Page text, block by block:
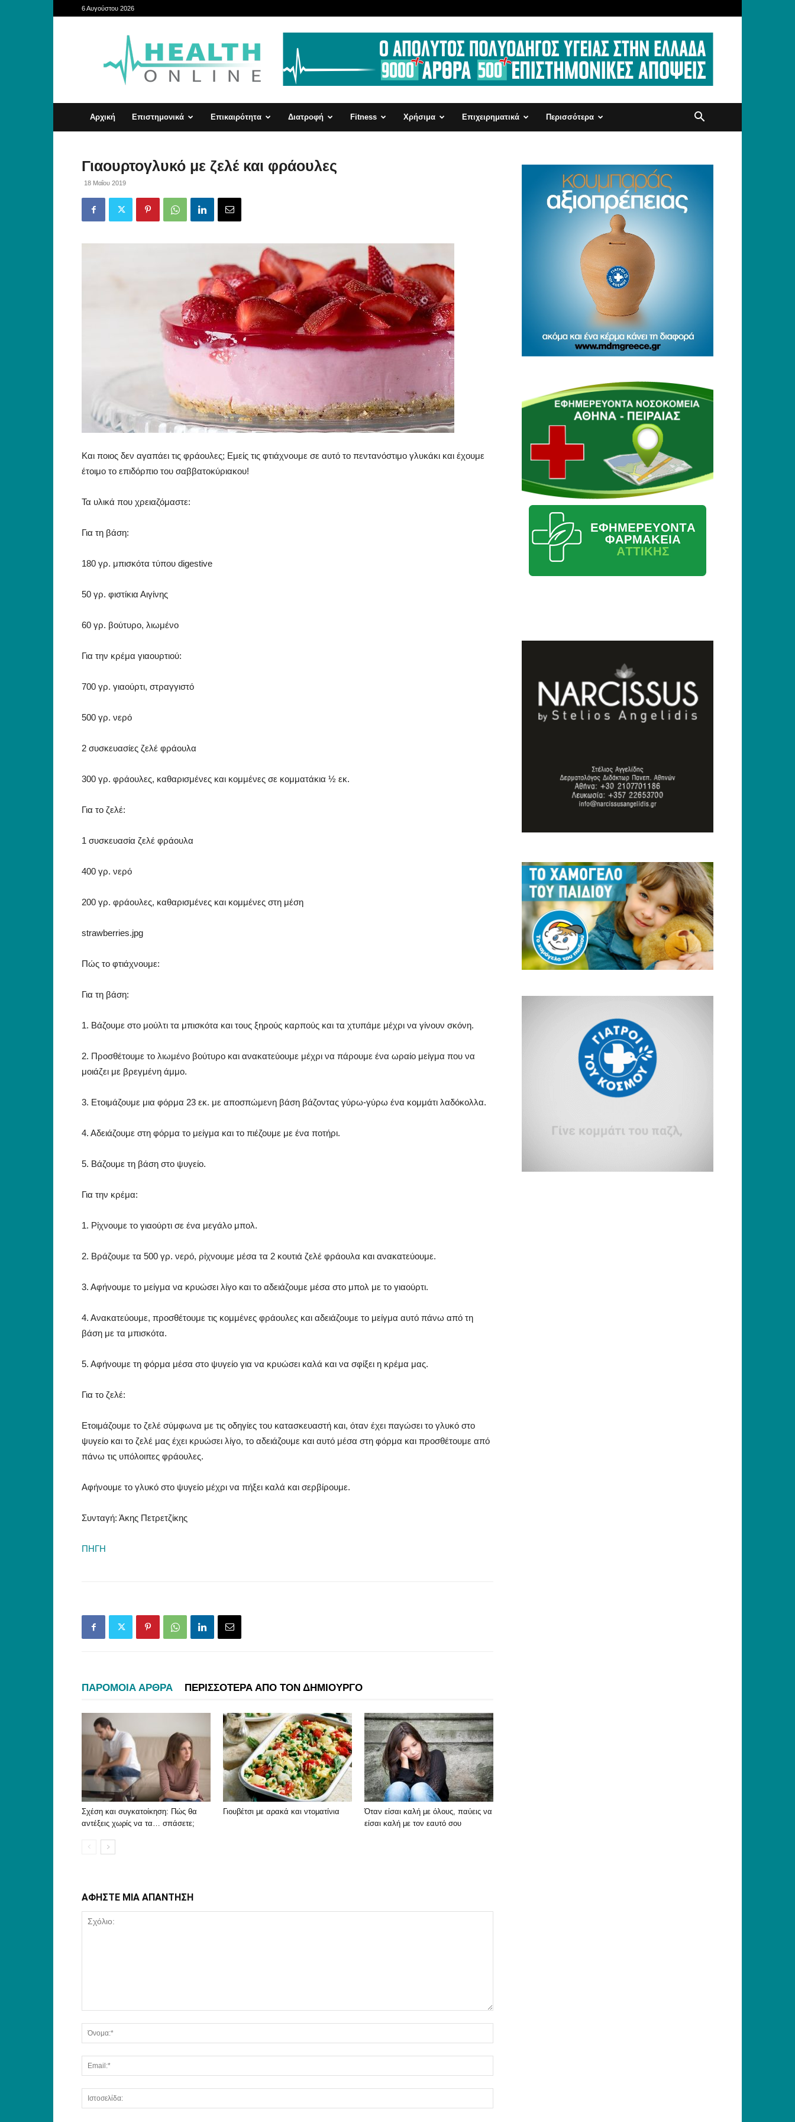
6 Αυγούστου 2026
HealthOnline
Αρχική Επιστημονικά Επικαιρότητα Διατροφή Fitness Χρήσιμα Επιχειρηματικά Περισσότερα
Γιαουρτογλυκό με ζελέ και φράουλες
18 Μαΐου 2019
Και ποιος δεν αγαπάει τις φράουλες; Εμείς τις φτιάχνουμε σε αυτό το πεντανόστιμο γλυκάκι και έχουμε
έτοιμο το επιδόρπιο του σαββατοκύριακου!
Τα υλικά που χρειαζόμαστε:
Για τη βάση:
180 γρ. μπισκότα τύπου digestive
50 γρ. φιστίκια Αιγίνης
60 γρ. βούτυρο, λιωμένο
Για την κρέμα γιαουρτιού:
700 γρ. γιαούρτι, στραγγιστό
500 γρ. νερό
2 συσκευασίες ζελέ φράουλα
300 γρ. φράουλες, καθαρισμένες και κομμένες σε κομματάκια ½ εκ.
Για το ζελέ:
1 συσκευασία ζελέ φράουλα
400 γρ. νερό
200 γρ. φράουλες, καθαρισμένες και κομμένες στη μέση
strawberries.jpg
Πώς το φτιάχνουμε:
Για τη βάση:
1. Βάζουμε στο μούλτι τα μπισκότα και τους ξηρούς καρπούς και τα χτυπάμε μέχρι να γίνουν σκόνη.
2. Προσθέτουμε το λιωμένο βούτυρο και ανακατεύουμε μέχρι να πάρουμε ένα ωραίο μείγμα που να
μοιάζει με βρεγμένη άμμο.
3. Ετοιμάζουμε μια φόρμα 23 εκ. με αποσπώμενη βάση βάζοντας γύρω-γύρω ένα κομμάτι λαδόκολλα.
4. Aδειάζουμε στη φόρμα το μείγμα και το πιέζουμε με ένα ποτήρι.
5. Βάζουμε τη βάση στο ψυγείο.
Για την κρέμα:
1. Ρίχνουμε το γιαούρτι σε ένα μεγάλο μπολ.
2. Βράζουμε τα 500 γρ. νερό, ρίχνουμε μέσα τα 2 κουτιά ζελέ φράουλα και ανακατεύουμε.
3. Αφήνουμε το μείγμα να κρυώσει λίγο και το αδειάζουμε μέσα στο μπολ με το γιαούρτι.
4. Ανακατεύουμε, προσθέτουμε τις κομμένες φράουλες και αδειάζουμε το μείγμα αυτό πάνω από τη
βάση με τα μπισκότα.
5. Αφήνουμε τη φόρμα μέσα στο ψυγείο για να κρυώσει καλά και να σφίξει η κρέμα μας.
Για το ζελέ:
Ετοιμάζουμε το ζελέ σύμφωνα με τις οδηγίες του κατασκευαστή και, όταν έχει παγώσει το γλυκό στο
ψυγείο και το ζελέ μας έχει κρυώσει λίγο, το αδειάζουμε και αυτό μέσα στη φόρμα και προσθέτουμε από
πάνω τις υπόλοιπες φράουλες.
Αφήνουμε το γλυκό στο ψυγείο μέχρι να πήξει καλά και σερβίρουμε.
Συνταγή: Άκης Πετρετζίκης
ΠΗΓΗ
ΠΑΡΟΜΟΙΑ ΑΡΘΡΑ ΠΕΡΙΣΣΟΤΕΡΑ ΑΠΟ ΤΟΝ ΔΗΜΙΟΥΡΓΟ
Σχέση και συγκατοίκηση: Πώς θα
αντέξεις χωρίς να τα… σπάσετε;
Γιουβέτσι με αρακά και ντοματίνια
Όταν είσαι καλή με όλους, παύεις να
είσαι καλή με τον εαυτό σου
ΑΦΗΣΤΕ ΜΙΑ ΑΠΑΝΤΗΣΗ